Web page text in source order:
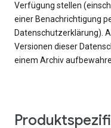
Verfügung stellen
einer Benachrichtigung
Datenschutzerklärung).
Versionen dieser
einem Archiv